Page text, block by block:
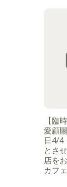
【臨
愛顧
日4/4
とさ
店を
カフ